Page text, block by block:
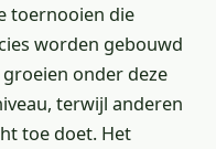
toernooien die
worden gebouwd
onder deze
terwijl anderen
toe doet. Het